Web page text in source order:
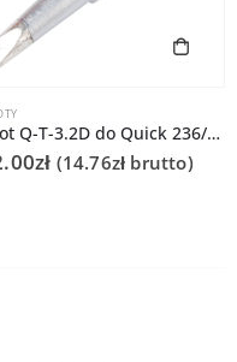
Grot Q-T-3.2D do Quick 236/706/936A/3104/3102/TS1100
zł (14.76zł brutto)